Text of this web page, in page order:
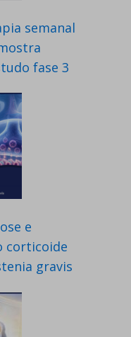
semanal
fase 3
e
corticoide
gravis